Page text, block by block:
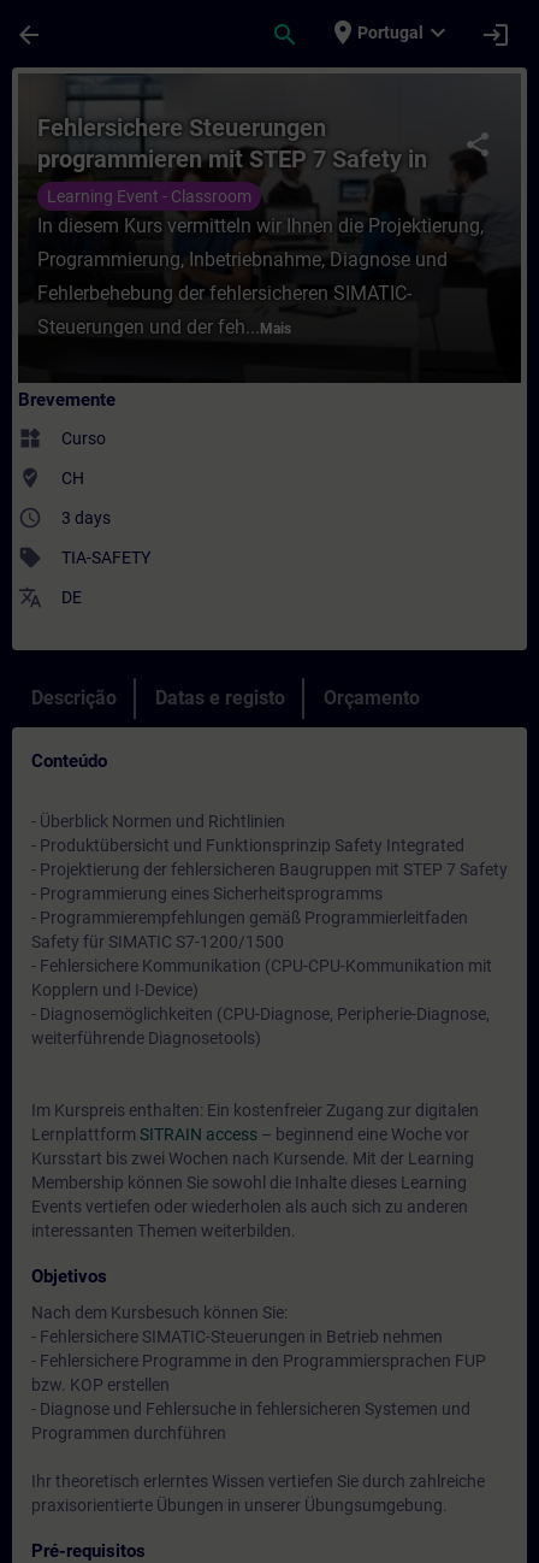
arrow_back search place Portugal expand_more login
Curso - Fehlersichere Steuerungen
share
Fehlersichere Steuerungen
programmieren mit STEP 7 Safety in
TIA Portal
Learning Event - Classroom
In diesem Kurs vermitteln wir Ihnen die Projektierung,
Programmierung, Inbetriebnahme, Diagnose und
Fehlerbehebung der fehlersicheren SIMATIC-
Steuerungen und der feh... Mais
Brevemente
widgets Curso
where_to_vote CH
access_time 3 days
sell TIA-SAFETY
translate DE
Descrição Datas e registo Orçamento
Conteúdo
- Überblick Normen und Richtlinien
- Produktübersicht und Funktionsprinzip Safety Integrated
- Projektierung der fehlersicheren Baugruppen mit STEP 7 Safety
- Programmierung eines Sicherheitsprogramms
- Programmierempfehlungen gemäß Programmierleitfaden
Safety für SIMATIC S7-1200/1500
- Fehlersichere Kommunikation (CPU-CPU-Kommunikation mit
Kopplern und I-Device)
- Diagnosemöglichkeiten (CPU-Diagnose, Peripherie-Diagnose,
weiterführende Diagnosetools)
Im Kurspreis enthalten: Ein kostenfreier Zugang zur digitalen
Lernplattform SITRAIN access – beginnend eine Woche vor
Kursstart bis zwei Wochen nach Kursende. Mit der Learning
Membership können Sie sowohl die Inhalte dieses Learning
Events vertiefen oder wiederholen als auch sich zu anderen
interessanten Themen weiterbilden.
Objetivos
Nach dem Kursbesuch können Sie:
- Fehlersichere SIMATIC-Steuerungen in Betrieb nehmen
- Fehlersichere Programme in den Programmiersprachen FUP
bzw. KOP erstellen
- Diagnose und Fehlersuche in fehlersicheren Systemen und
Programmen durchführen
Ihr theoretisch erlerntes Wissen vertiefen Sie durch zahlreiche
praxisorientierte Übungen in unserer Übungsumgebung.
Pré-requisitos